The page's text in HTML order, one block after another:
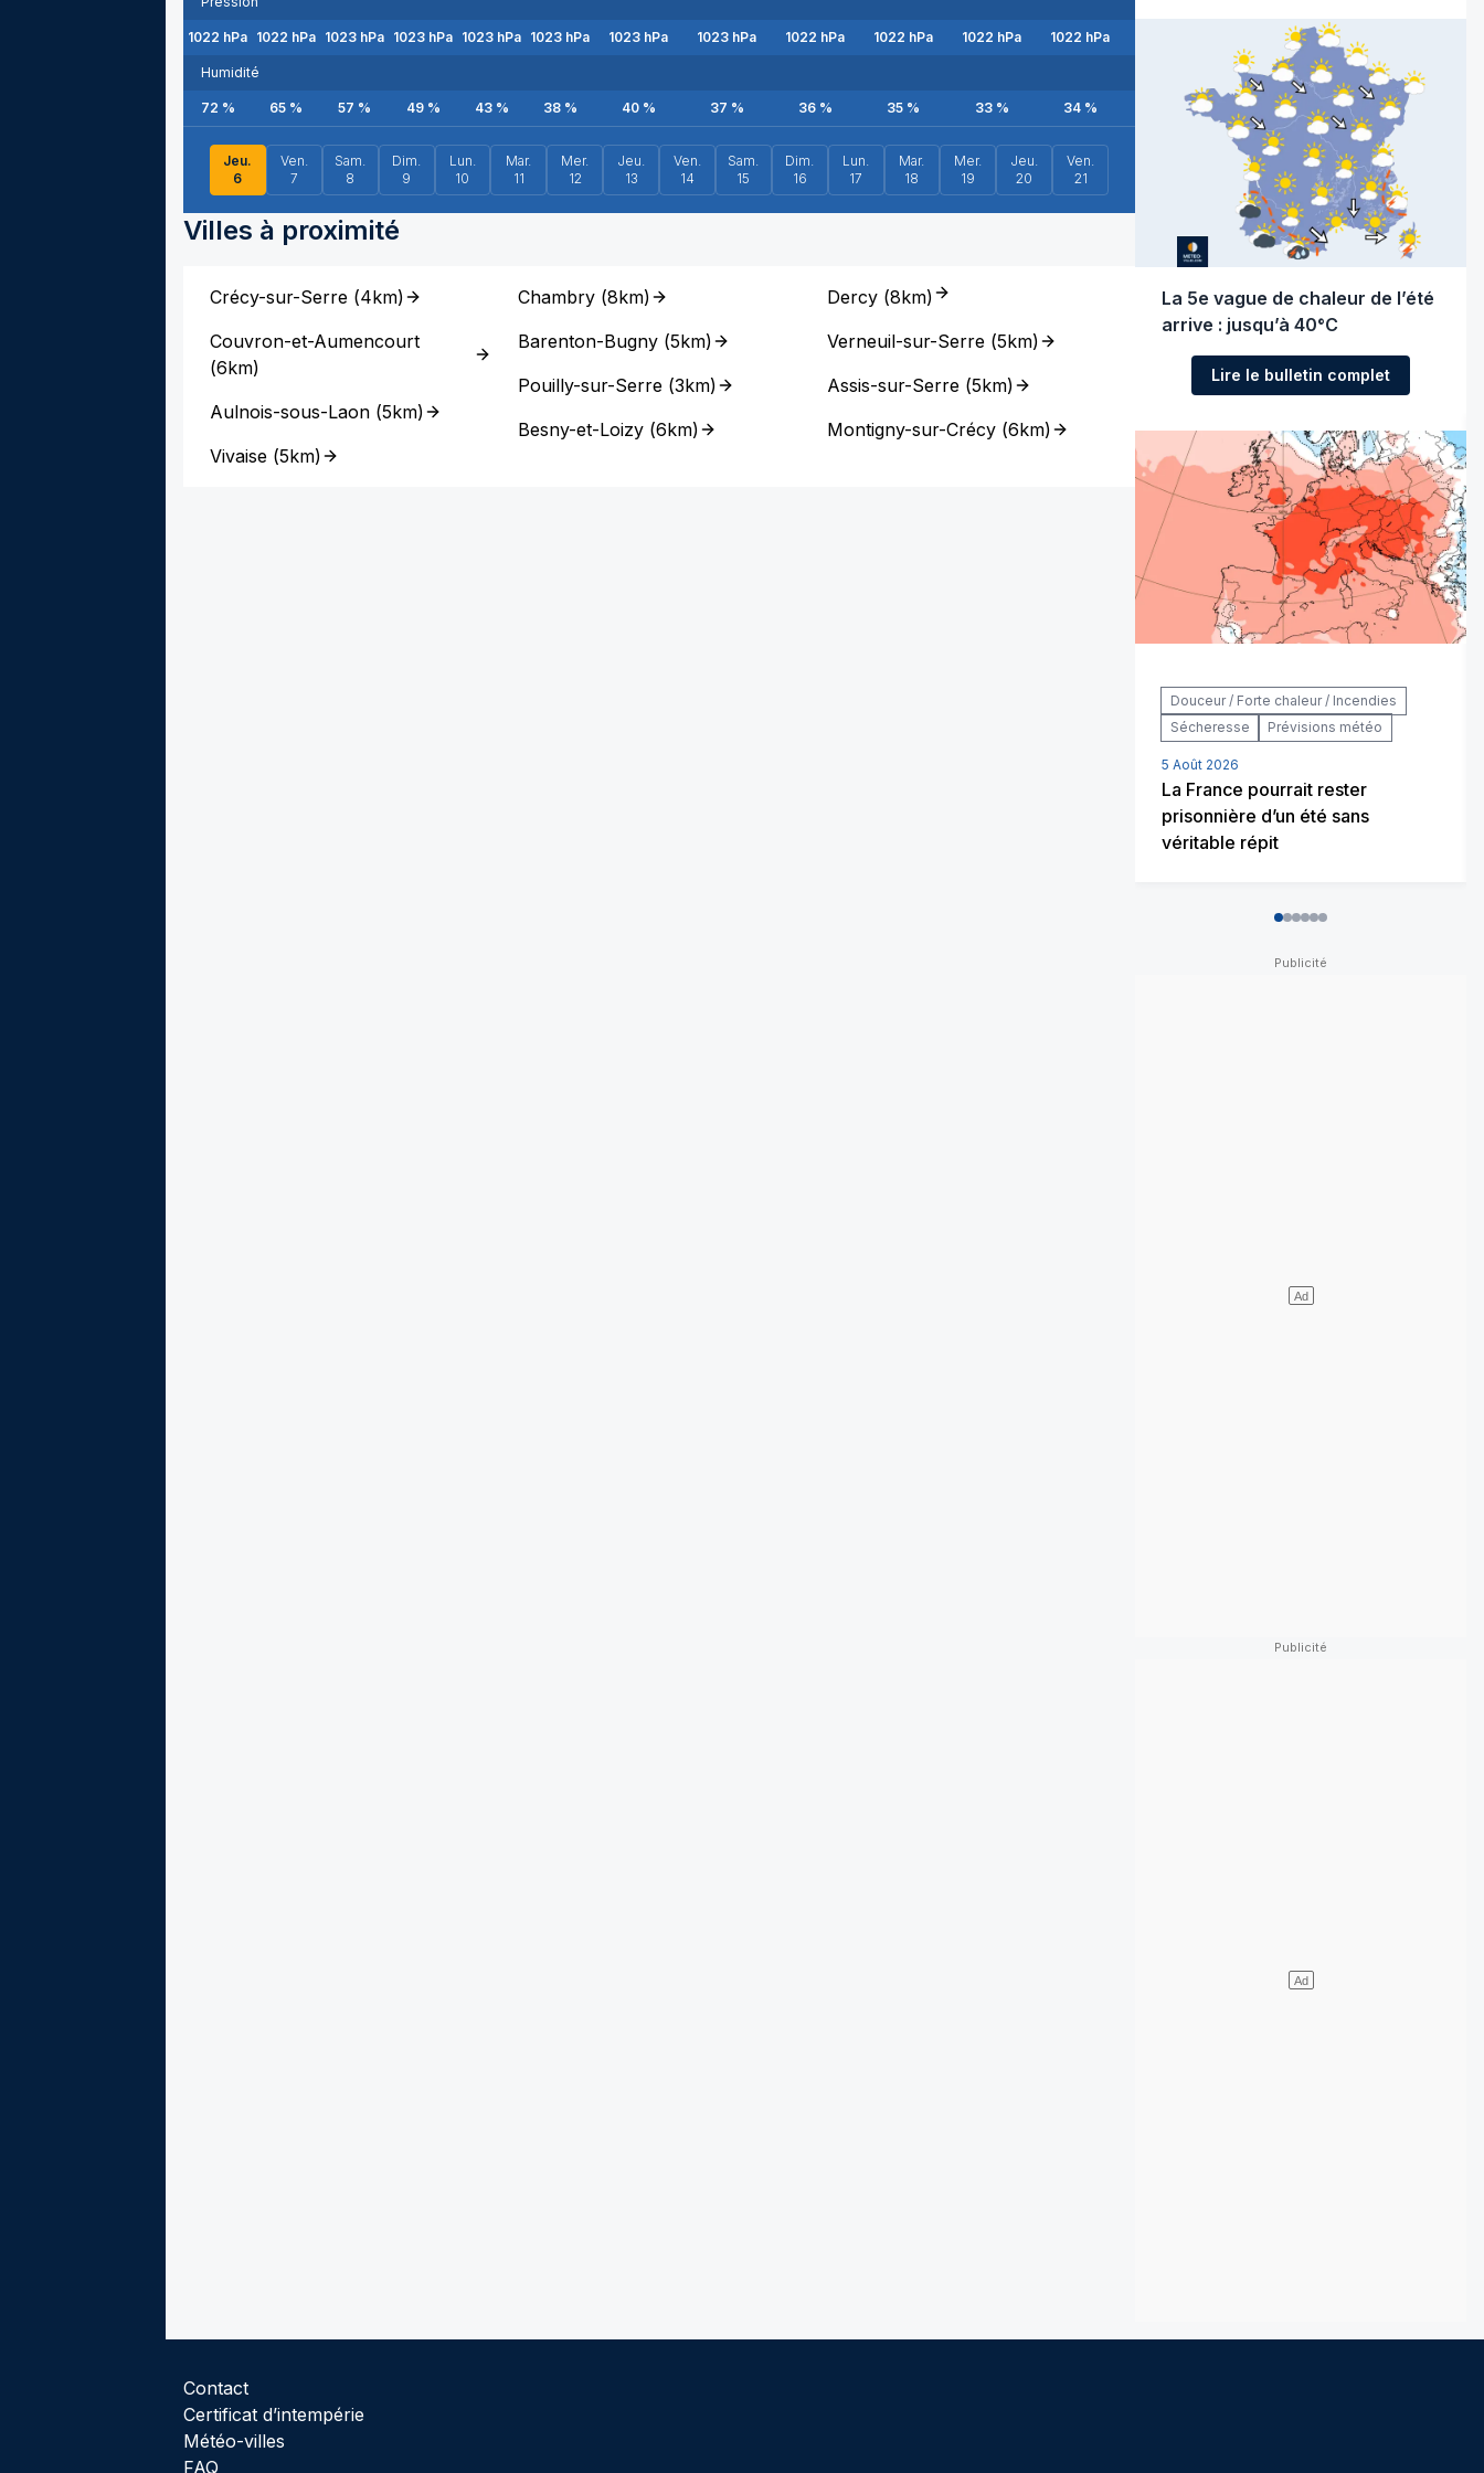
1022 hPa 1022 hPa 1023 hPa 1023 hPa 1023 hPa 1023 hPa 1023 hPa 1023 hPa 1022 hPa 1022 hPa 1022 hPa 1022 hPa hPa 1024 hPa
Humidité
72 % 65 % 57 % 49% 43% 38% 40% 37 % 36% 35 % 33% 34% 46 51%
Jeu.
6
Ven.
7
Sam.
8
Dim.
9
Lun.
10
Mar.
11
Mer.
12
Jeu.
13
Ven.
14
Sam.
15
Dim.
16
Lun.
17
Mar.
18
Mer.
19
Jeu.
20
Ven.
21
Villes à proximité
Crécy-sur-Serre (4km)
Couvron-et-Aumencourt
(6km)
Aulnois-sous-Laon (5km)
Vivaise (5km)
Chambry (8km)
Barenton-Bugny (5km)
Pouilly-sur-Serre (3km)
Besny-et-Loizy (6km)
Dercy(8km)
Verneuil-sur-Serre(5km)
Assis-sur-Serre(5km)
Montigny-sur-Crécy(6km)
La 5e vague de chaleur de l’été
arrive : jusqu’à 40°C
Lire le bulletin complet
Douceur / Forte chaleur / Incendies
Sécheresse
Prévisions météo
5 Août 2026
La France pourrait rester
prisonnière d’un été sans
véritable répit
Contact
Certificat d’intempérie
Météo-villes
FAQ